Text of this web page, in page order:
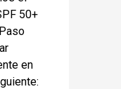
50+
en